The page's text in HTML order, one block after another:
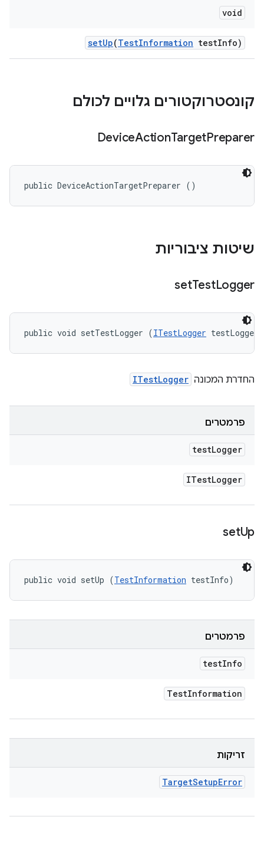
void
setUp(TestInformation testInfo)
קונסטרוקטורים גלויים לכולם
DeviceActionTargetPreparer
public DeviceActionTargetPreparer ()
שיטות ציבוריות
setTestLogger
public void setTestLogger (ITestLogger testLogger)
החדרת המכונה ITestLogger
פרמטרים
testLogger
ITestLogger
setUp
public void setUp (TestInformation testInfo)
פרמטרים
testInfo
TestInformation
זריקות
TargetSetupError